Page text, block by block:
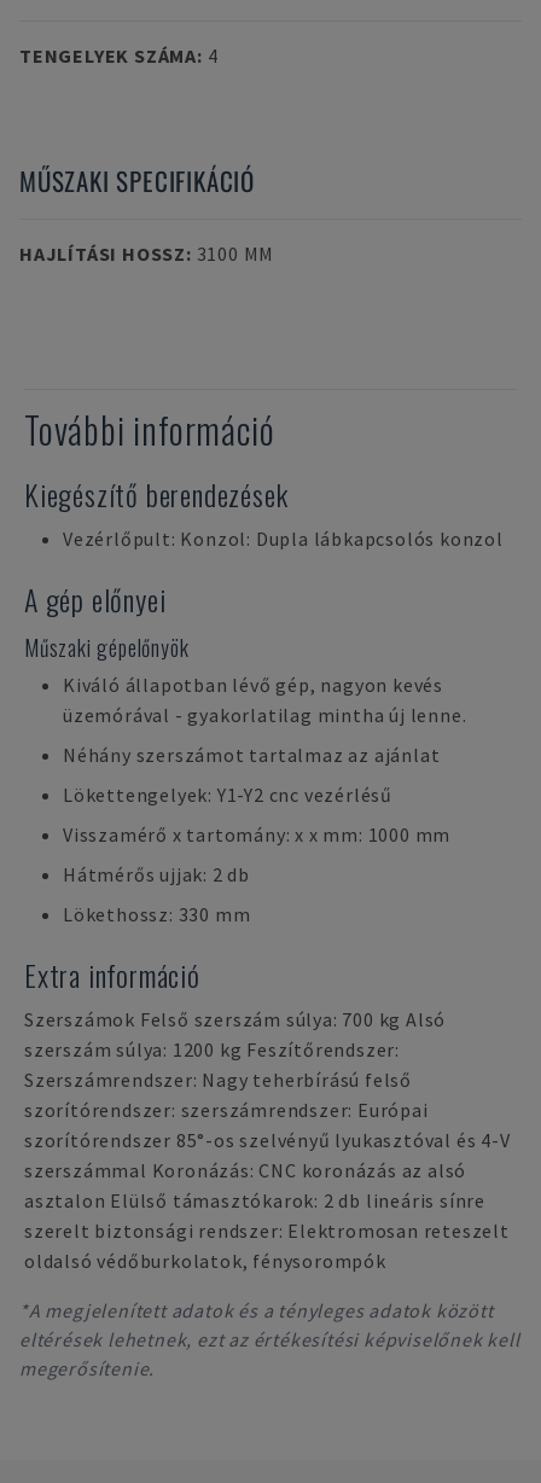
TENGELYEK SZÁMA: 4
MŰSZAKI SPECIFIKÁCIÓ
HAJLÍTÁSI HOSSZ: 3100 MM
További információ
Kiegészítő berendezések
Vezérlőpult: Konzol: Dupla lábkapcsolós konzol
A gép előnyei
Műszaki gépelőnyök
Kiváló állapotban lévő gép, nagyon kevés
üzemórával - gyakorlatilag mintha új lenne.
Néhány szerszámot tartalmaz az ajánlat
Lökettengelyek: Y1-Y2 cnc vezérlésű
Visszamérő x tartomány: x x mm: 1000 mm
Hátmérős ujjak: 2 db
Lökethossz: 330 mm
Extra információ
Szerszámok Felső szerszám súlya: 700 kg Alsó
szerszám súlya: 1200 kg Feszítőrendszer:
Szerszámrendszer: Nagy teherbírású felső
szorítórendszer: szerszámrendszer: Európai
szorítórendszer 85°-os szelvényű lyukasztóval és 4-V
szerszámmal Koronázás: CNC koronázás az alsó
asztalon Elülső támasztókarok: 2 db lineáris sínre
szerelt biztonsági rendszer: Elektromosan reteszelt
oldalsó védőburkolatok, fénysorompók
*A megjelenített adatok és a tényleges adatok között
eltérések lehetnek, ezt az értékesítési képviselőnek kell
megerősítenie.